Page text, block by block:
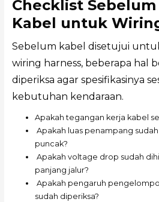
Checklist
Kabel untuk
Sebelum kabel disetujui
wiring harness, beberapa hal
diperiksa agar spesifikasinya
kebutuhan kendaraan.
Apakah tegangan kerja kabel
Apakah luas penampang
puncak?
Apakah voltage drop sudah
panjang jalur?
Apakah pengaruh
sudah diperiksa?